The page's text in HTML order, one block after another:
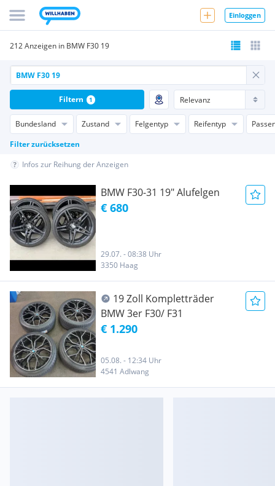
Einloggen
212 Anzeigen in BMW F30 19
Bundesland Zustand Felgentyp Reifentyp
Filter zurücksetzen
Filtern 1
Infos zur Reihung der Anzeigen
BMW F30-31 19" Alufelgen
€ 680
29.07. - 08:38 Uhr
3350 Haag
19 Zoll Kompletträder
BMW 3er F30/ F31
€ 1.290
05.08. - 12:34 Uhr
4541 Adlwang